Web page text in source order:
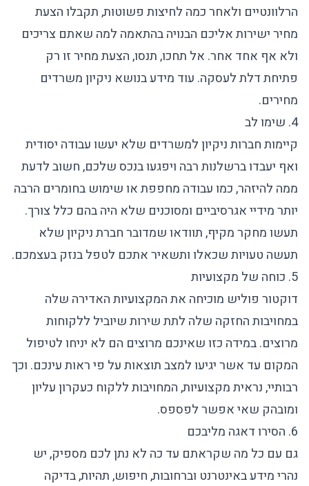
הרלוונטיים ולאחר כמה לחיצות פשוטות, תקבלו הצעת
מחיר ישירות אליכם הבנויה בהתאמה למה שאתם צריכים
ולא אף אחד אחר. אל תחכו, תנסו, הצעת מחיר זו רק
פתיחת דלת לעסקה. עוד מידע בנושא ניקיון משרדים
מחירים.
4. שימו לב
קיימותחברות ניקיון למשרדים שלא יעשו עבודה יסודית
ואף יעבדו ברשלנות רבה ויפגעו בנכס שלכם, חשוב לדעת
ממה להיזהר, כמו עבודה מחפפת או שימוש בחומרים הרבה
יותר מידיי אגרסיביים ומסוכנים שלא היה בהם כלל צורך.
תעשו מחקר מקיף, תוודאו שמדוברחברת ניקיוןשלא
תעשה טעויות שכאלו ותשאיר אתכם לטפל בנזק בעצמכם.
5. כוחה של מקצועיות
דוקטור פוליש מוכיחה את המקצועיות האדירה שלה
במחויבות החזקה שלה לתת שירות שיוביל ללקוחות
מרוצים. במידה כזו שאינכם מרוצים הם לא יניחו לטיפול
המקום עד אשר יגיעו למצב תוצאות על פי ראות עינכם. וכך
רבותיי, נראית מקצועיות, המחויבות ללקוח כעקרון עליון
ומובהק שאי אפשר לפספס.
6. הסירו דאגה מליבכם
גם עם כל מה שקראתם עד כה לא נתן לכם מספיק, יש
נהרי מידע באינטרנט וברחובות, חיפוש, תהיות, בדיקה